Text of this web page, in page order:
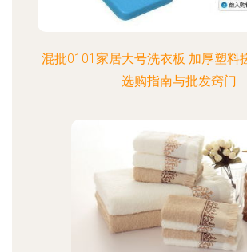
混批0101家居大号洗衣板 加厚塑料
选购指南与批发窍门